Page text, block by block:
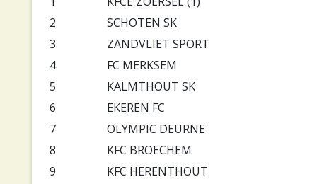
2
SCHOTEN SK
3
ZANDVLIET SPORT
4
FC MERKSEM
5
KALMTHOUT SK
6
EKEREN FC
7
OLYMPIC DEURNE
8
KFC BROECHEM
9
KFC HERENTHOUT